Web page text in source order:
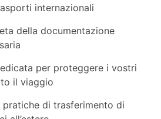
internazionali
della documentazione
per proteggere i vostri
il viaggio
di trasferimento di